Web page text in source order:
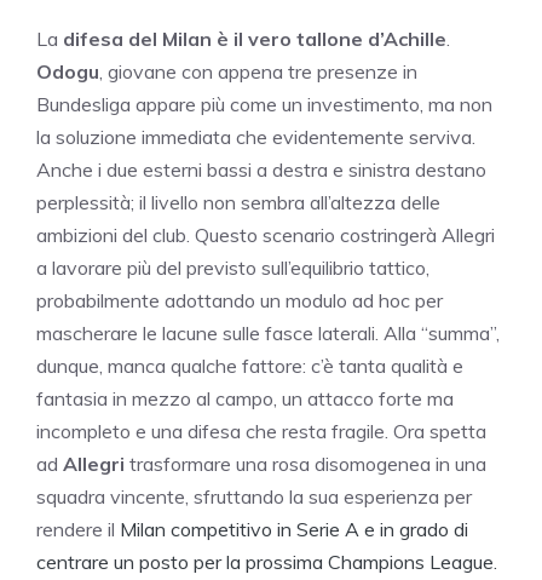
La difesa del Milan è il vero tallone d’Achille
Odogu , giovane con appena tre presenze in
Bundesliga appare più come un investimento, ma non
la soluzione immediata che evidentemente serviva.
Anche i due esterni bassi a destra e sinistra destano
perplessità; il livello non sembra all’altezza delle
ambizioni del club. Questo scenario costringerà Allegri
a lavorare più del previsto sull’equilibrio tattico,
probabilmente adottando un modulo ad hoc per
mascherare le lacune sulle fasce laterali. Alla “summa”,
dunque, manca qualche fattore: c’è tanta qualità e
fantasia in mezzo al campo, un attacco forte ma
incompleto e una difesa che resta fragile. Ora spetta
ad Allegri trasformare una rosa disomogenea in una
squadra vincente, sfruttando la sua esperienza per
rendere il Milan competitivo in Serie A e in grado di
centrare un posto per la prossima Champions League.